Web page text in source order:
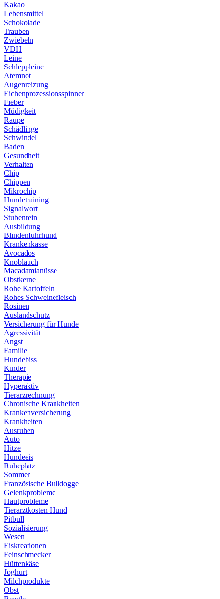
Kakao
Lebensmittel
Schokolade
Trauben
Zwiebeln
VDH
Leine
Schleppleine
Atemnot
Augenreizung
Eichenprozessionsspinner
Fieber
Müdigkeit
Raupe
Schädlinge
Schwindel
Baden
Gesundheit
Verhalten
Chip
Chippen
Mikrochip
Hundetraining
Signalwort
Stubenrein
Ausbildung
Blindenführhund
Krankenkasse
Avocados
Knoblauch
Macadamianüsse
Obstkerne
Rohe Kartoffeln
Rohes Schweinefleisch
Rosinen
Auslandschutz
Versicherung für Hunde
Agressivität
Angst
Familie
Hundebiss
Kinder
Therapie
Hyperaktiv
Tierarzrechnung
Chronische Krankheiten
Krankenversicherung
Krankheiten
Ausruhen
Auto
Hitze
Hundeeis
Ruheplatz
Sommer
Französische Bulldogge
Gelenkprobleme
Hautprobleme
Tierarztkosten Hund
Pitbull
Sozialisierung
Wesen
Eiskreationen
Feinschmecker
Hüttenkäse
Joghurt
Milchprodukte
Obst